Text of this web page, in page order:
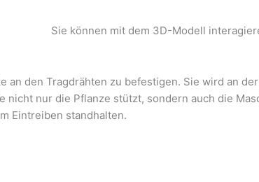
Sie können mit dem 3D-Modell
an den Tragdrähten zu befestigen. Sie wird an
nur die Pflanze stützt, sondern auch die
Eintreiben standhalten.